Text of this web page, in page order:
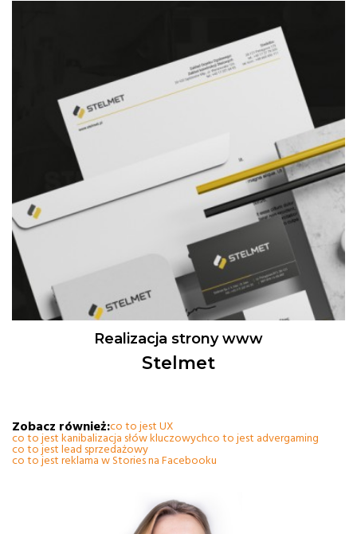
Realizacja strony www
Stelmet
Zobacz również:co to jest UX
co to jest kanibalizacja słów kluczowychco to jest advergaming
co to jest lead sprzedażowy
co to jest reklama w Stories na Facebooku